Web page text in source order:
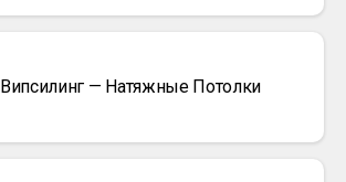
Випсилинг — Натяжные Потолки